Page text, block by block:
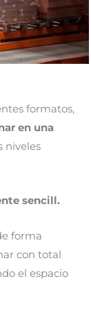
formatos,
en una
niveles
sencill.
forma
con total
el espacio